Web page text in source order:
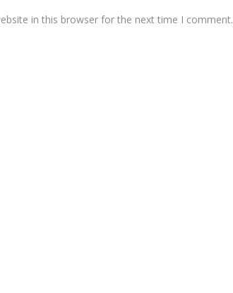
in this browser for the next time I comment.